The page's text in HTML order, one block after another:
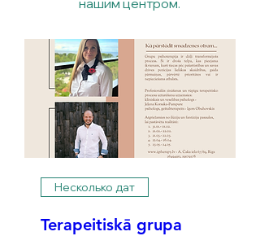
нашим центром.
Несколько дат
Terapeitiskā grupa